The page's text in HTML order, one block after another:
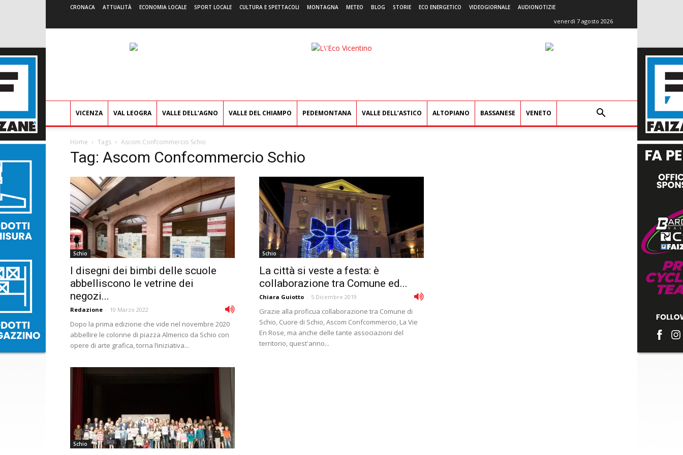
CRONACA ATTUALITÀ ECONOMIA LOCALE SPORT LOCALE CULTURA E SPETTACOLI MONTAGNA METEO BLOG STORIE ECO ENERGETICO VIDEOGIORNALE AUDIONOTIZIE
venerdì 7 agosto 2026
L'Eco
VICENZA VAL LEOGRA VALLE DELL’AGNO VALLE DEL CHIAMPO PEDEMONTANA VALLE DELL’ASTICO ALTOPIANO BASSANESE VENETO
Home Tags Ascom Confcommercio Schio
Tag: Ascom Confcommercio Schio
Schio
I disegni dei bimbi delle scuole
abbelliscono le vetrine dei
negozi...
Redazione - 10 Marzo 2022
Dopo la prima edizione che vide nel novembre 2020
abbellire le colonne di piazza Almerico da Schio con
opere di arte grafica, torna l’iniziativa...
Schio
La città si veste a festa: è
collaborazione tra Comune ed...
Chiara Guiotto - 5 Dicembre 2019
Grazie alla proficua collaborazione tra Comune di
Schio, Cuore di Schio, Ascom Confcommercio, La Vie
En Rose, ma anche delle tante associazioni del
territorio, quest'anno...
Schio